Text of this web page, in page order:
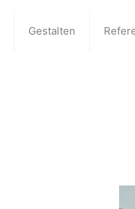
Gestalten